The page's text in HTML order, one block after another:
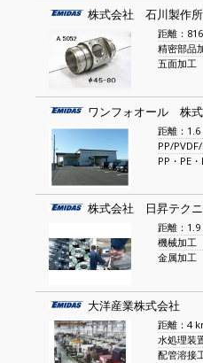
株式会社 石川製作所
距離：
精密部品
五面加工
ワンフォオール 株
距離：
PP/
PP・PE
株式会社 日昇テク
距離：
機械加工
金属加工
大洋産業株式会社
距離：4
水処理装
配管溶接